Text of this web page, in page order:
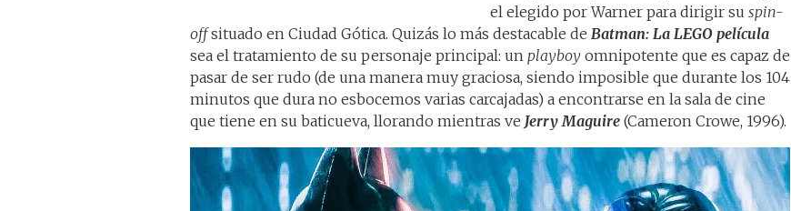
el elegido por Warner para dirigir su spin-
offsituado en Ciudad Gótica. Quizás lo más destacable de Batman: La LEGO película
sea el tratamiento de su personaje principal: un playboy omnipotente que es capaz de
pasar de ser rudo (de una manera muy graciosa, siendo imposible que durante los 104
minutos que dura no esbocemos varias carcajadas) a encontrarse en la sala de cine
que tiene en su baticueva, llorando mientras ve Jerry Maguire (Cameron Crowe, 1996).